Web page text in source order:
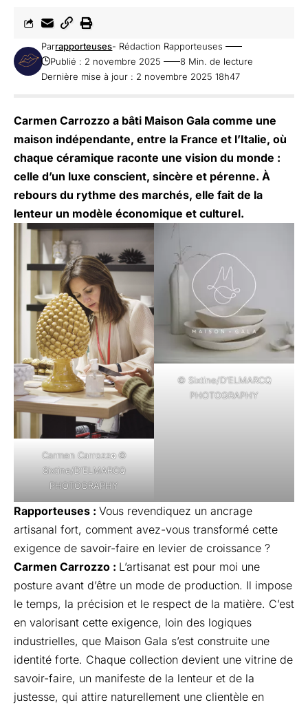
Dernière mise à jour : 2 novembre 2025 18h47
Parrapporteuses- Rédaction Rapporteuses
Publié : 2 novembre 2025
8 Min. de lecture
Carmen Carrozzo a bâti Maison Gala comme une
maison indépendante, entre la France et l’Italie, où
chaque céramique raconte une vision du monde :
celle d’un luxe conscient, sincère et pérenne. À
rebours du rythme des marchés, elle fait de la
lenteur un modèle économique et culturel.
Carmen Carrozzo©
Sixtine/D’ELMARCQ
PHOTOGRAPHY
© Sixtine/D’ELMARCQ
PHOTOGRAPHY
Rapporteuses : Vous revendiquez un ancrage
artisanal fort, comment avez-vous transformé cette
exigence de savoir-faire en levier de croissance ?
Carmen Carrozzo : L’artisanat est pour moi une
posture avant d’être un mode de production. Il impose
le temps, la précision et le respect de la matière. C’est
en valorisant cette exigence, loin des logiques
industrielles, que Maison Gala s’est construite une
identité forte. Chaque collection devient une vitrine de
savoir-faire, un manifeste de la lenteur et de la
justesse, qui attire naturellement une clientèle en